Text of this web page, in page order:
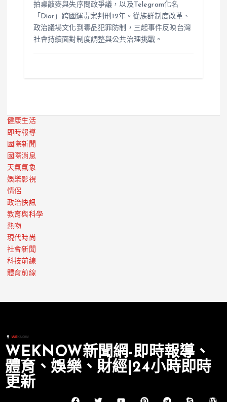
拍桌敲麥與失序問政爭議，以及Telegram化名
「Dior」跨國運毒案判刑12年。從族群制度改革、
政治議場文化到毒品犯罪防制，三起事件反映台灣
社會持續面對制度調整與公共治理挑戰。
健康生活
即時報導
國際新聞
國際消息
天氣氣象
娛樂影視
情侶
政治快訊
教育與科學
熱吻
現代時尚
社會新聞
科技前線
體育前線
WEKNOW新聞網-即時報導、
體育、娛樂、財經|24小時即時
更新